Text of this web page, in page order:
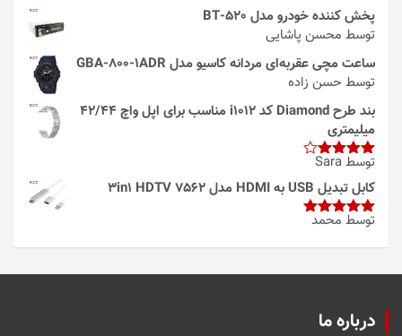
پخش کننده خودرو مدل 520-BT
توسط محسن پاشایی
ساعت مچی عقربه‌ای مردانه کاسیو مدل GBA-800-1ADR
توسط حسن زاده
بند طرح Diamond کد i1012 مناسب برای اپل واچ 42/44
میلیمتری
امتیاز4
از 5
توسط Sara
کابل تبدیل USB به HDMI مدل 3in1 HDTV 7562
امتیاز5از
توسط محمد
درباره ما